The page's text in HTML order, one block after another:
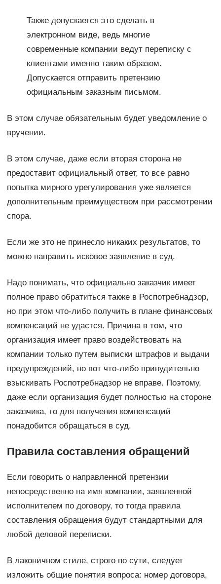
Также допускается это сделать в
электронном виде, ведь многие
современные компании ведут переписку с
клиентами именно таким образом.
Допускается отправить претензию
официальным заказным письмом.
В этом случае обязательным будет уведомление о
вручении.
В этом случае, даже если вторая сторона не
предоставит официальный ответ, то все равно
попытка мирного урегулирования уже является
дополнительным преимуществом при рассмотрении
спора.
Если же это не принесло никаких результатов, то
можно направить исковое заявление в суд.
Надо понимать, что официально заказчик имеет
полное право обратиться также в Роспотребнадзор,
но при этом что-либо получить в плане финансовых
компенсаций не удастся. Причина в том, что
организация имеет право воздействовать на
компании только путем выписки штрафов и выдачи
предупреждений, но вот что-либо принудительно
взыскивать Роспотребнадзор не вправе. Поэтому,
даже если организация будет полностью на стороне
заказчика, то для получения компенсаций
понадобится обращаться в суд.
Правила составления обращений
Если говорить о направленной претензии
непосредственно на имя компании, заявленной
исполнителем по договору, то тогда правила
составления обращения будут стандартными для
любой деловой переписки.
В лаконичном стиле, строго по сути, следует
изложить общие понятия вопроса: номер договора,